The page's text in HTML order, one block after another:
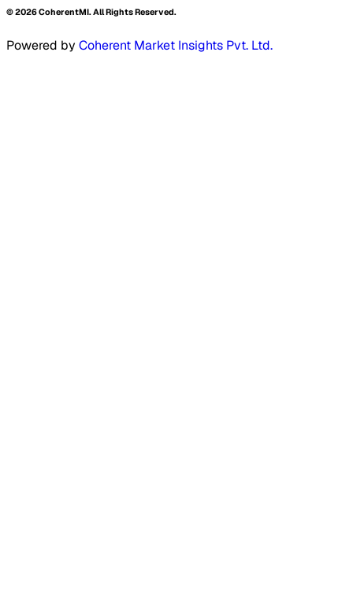
©2026CoherentMI. All Rights Reserved.
Powered by Coherent Market Insights Pvt. Ltd.